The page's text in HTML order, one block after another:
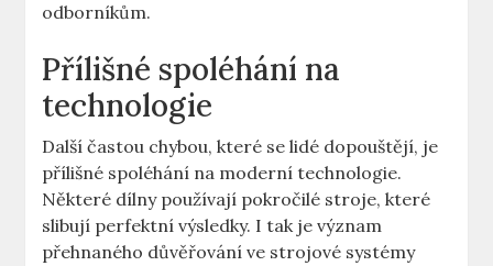
odborníkům.
Přílišné spoléhání na
technologie
Další častou chybou, které se lidé dopouštějí, je
přílišné spoléhání na moderní technologie.
Některé dílny používají pokročilé stroje, které
slibují perfektní výsledky. I tak je význam
přehnaného důvěřování ve strojové systémy